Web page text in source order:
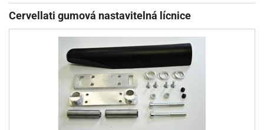
OPTIKA
STŘELIVO
PŘÍSLUŠENSTVÍ
DETEKTORY KOVŮ
Cervellati gumová nastavitelná lícnice